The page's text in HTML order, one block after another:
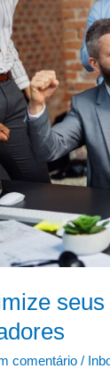
comentário /